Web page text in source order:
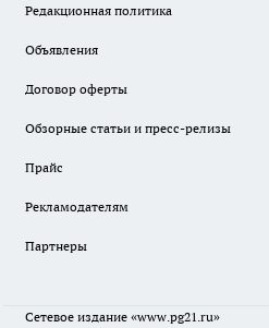
Редакционная политика
Объявления
Договор оферты
Обзорные статьи и пресс-релизы
Прайс
Рекламодателям
Партнеры
Сетевое издание «www.pg21.ru»